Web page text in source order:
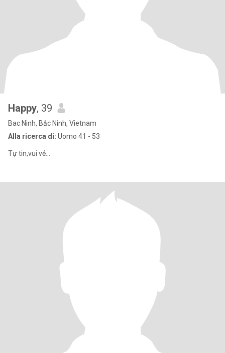
Happy, 39
Bac Ninh, Bắc Ninh, Vietnam
Alla ricerca di: Uomo 41 - 53
Tự tin,vui vẻ...